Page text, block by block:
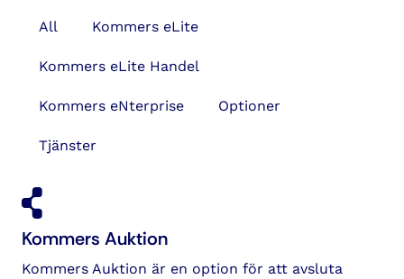
All Kommers eLite
Kommers eLite Handel
Kommers eNterprise Optioner
Tjänster
Kommers Auktion
Kommers Auktion är en option för att avsluta